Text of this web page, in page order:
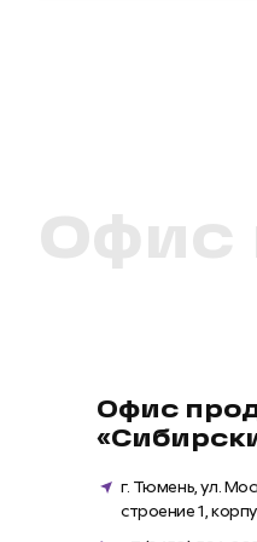
Офис
Офис продаж
г. Тюмень, ул.
строение 1,